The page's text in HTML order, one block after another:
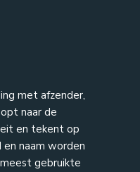
met afzender,
naar de
en tekent op
naam worden
gebruikte